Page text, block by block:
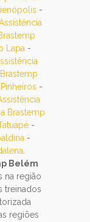
-
Lapa -
-
Brastemp
-
-
Belém
na região
treinados
regiões